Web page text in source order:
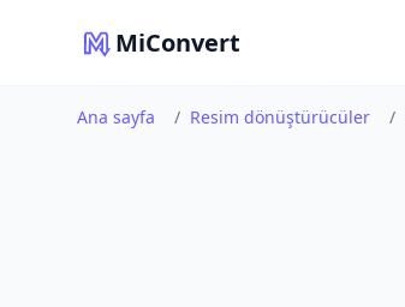
MiConvert
Ana sayfa / Resim dönüştürücüler /